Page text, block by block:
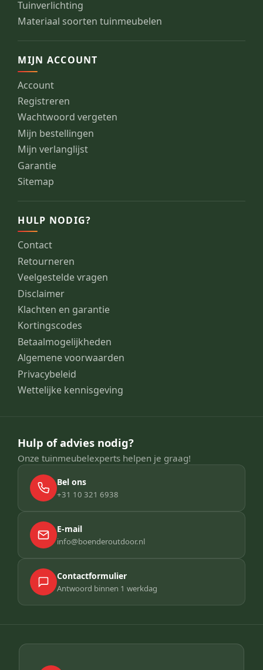
Tuinverlichting
Materiaal soorten tuinmeubelen
MIJN ACCOUNT
Account
Registreren
Wachtwoord vergeten
Mijn bestellingen
Mijn verlanglijst
Garantie
Sitemap
HULP NODIG?
Contact
Retourneren
Veelgestelde vragen
Disclaimer
Klachten en garantie
Kortingscodes
Betaalmogelijkheden
Algemene voorwaarden
Privacybeleid
Wettelijke kennisgeving
Hulp of advies nodig?
Onze tuinmeubelexperts helpen je graag!
Bel ons
+31 10 321 6938
E-mail
info@boenderoutdoor.nl
Contactformulier
Antwoord binnen 1 werkdag